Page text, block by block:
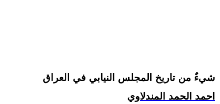
شيءٌ من تاريخ المجلس النيابي في العراق
احمد الحمد المندلاوي